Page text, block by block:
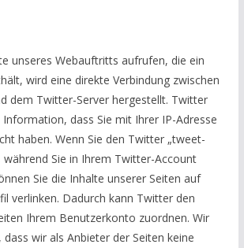
unseres Webauftritts aufrufen, die ein
wird eine direkte Verbindung zwischen
dem Twitter-Server hergestellt. Twitter
dass Sie mit Ihrer IP-Adresse
haben. Wenn Sie den Twitter „tweet-
während Sie in Ihrem Twitter-Account
Sie die Inhalte unserer Seiten auf
verlinken. Dadurch kann Twitter den
Ihrem Benutzerkonto zuordnen. Wir
wir als Anbieter der Seiten keine